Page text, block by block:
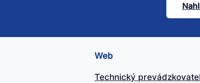
Web
Technický